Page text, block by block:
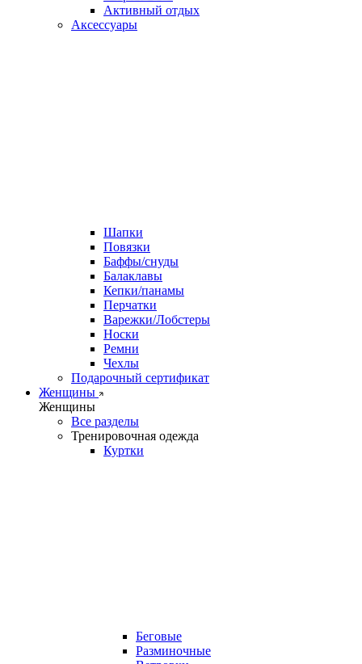
Активный отдых
Аксессуары
Шапки
Повязки
Баффы/снуды
Балаклавы
Кепки/панамы
Перчатки
Варежки/Лобстеры
Носки
Ремни
Чехлы
Подарочный сертификат
Женщины
Женщины
Все разделы
Тренировочная одежда
Куртки
Беговые
Разминочные